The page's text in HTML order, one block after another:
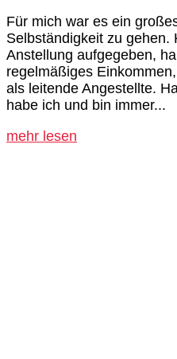
Für mich war es ein
Selbständigkeit zu gehen.
Anstellung aufgegeben,
regelmäßiges
als leitende Angestellte.
habe ich und bin immer...
mehr lesen